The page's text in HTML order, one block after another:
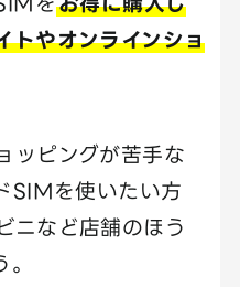
トやオンラインショ
ッピングが苦手な
SIMを使いたい方
ニなど店舗のほう